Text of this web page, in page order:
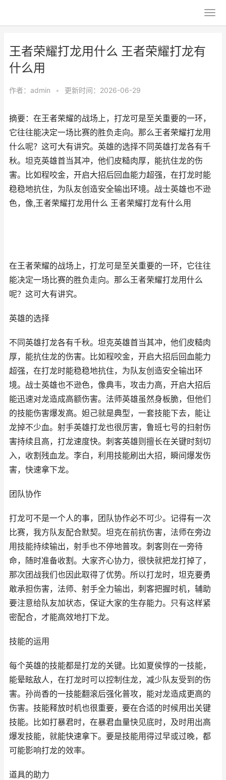
王者荣耀打龙用什么 王者荣耀打龙有
什么用
作者： admin • 更新时间：2026-06-29
摘要：在王者荣耀的战场上，打龙可是至关重要的一环，
它往往能决定一场比赛的胜负走向。那么王者荣耀打龙用
什么呢？这可大有讲究。英雄的选择不同英雄打龙各有千
秋。坦克英雄首当其冲，他们皮糙肉厚，能抗住龙的伤
害。比如程咬金，开启大招后回血能力超强，在打龙时能
稳稳地抗住，为队友创造安全输出环境。战士英雄也不逊
色，像,王者荣耀打龙用什么 王者荣耀打龙有什么用
在王者荣耀的战场上，打龙可是至关重要的一环，它往往
能决定一场比赛的胜负走向。那么王者荣耀打龙用什么
呢？这可大有讲究。
英雄的选择
不同英雄打龙各有千秋。坦克英雄首当其冲，他们皮糙肉
厚，能抗住龙的伤害。比如程咬金，开启大招后回血能力
超强，在打龙时能稳稳地抗住，为队友创造安全输出环
境。战士英雄也不逊色，像典韦，攻击力高，开启大招后
能迅速对龙造成高额伤害。法师英雄虽然身板脆，但他们
的技能伤害爆发高。妲己就是典型，一套技能下去，能让
龙掉不少血。射手英雄打龙也很厉害，鲁班七号的扫射伤
害持续且高，打龙速度快。刺客英雄则擅长在关键时刻切
入，收割残血龙。李白，利用技能刷出大招，瞬间爆发伤
害，快速拿下龙。
团队协作
打龙可不是一个人的事，团队协作必不可少。记得有一次
比赛，我方队友配合默契。坦克在前抗伤害，法师在旁边
用技能持续输出，射手也不停地普攻。刺客则在一旁待
命，随时准备收割。大家齐心协力，很快就把龙打掉了，
那次团战我们也因此取得了优势。所以打龙时，坦克要勇
敢承担伤害，法师、射手全力输出，刺客把握时机，辅助
要注意给队友加状态，保证大家的生存能力。只有这样紧
密配合，才能高效地打下龙。
技能的运用
每个英雄的技能都是打龙的关键。比如夏侯惇的一技能，
能晕眩敌人，在打龙时可以控制住龙，减少队友受到的伤
害。孙尚香的一技能翻滚后强化普攻，能对龙造成更高的
伤害。技能释放时机也很重要，要在合适的时候用出关键
技能。比如打暴君时，在暴君血量快见底时，及时用出高
爆发技能，就能快速拿下。要是技能用得过早或过晚，都
可能影响打龙的效率。
道具的助力